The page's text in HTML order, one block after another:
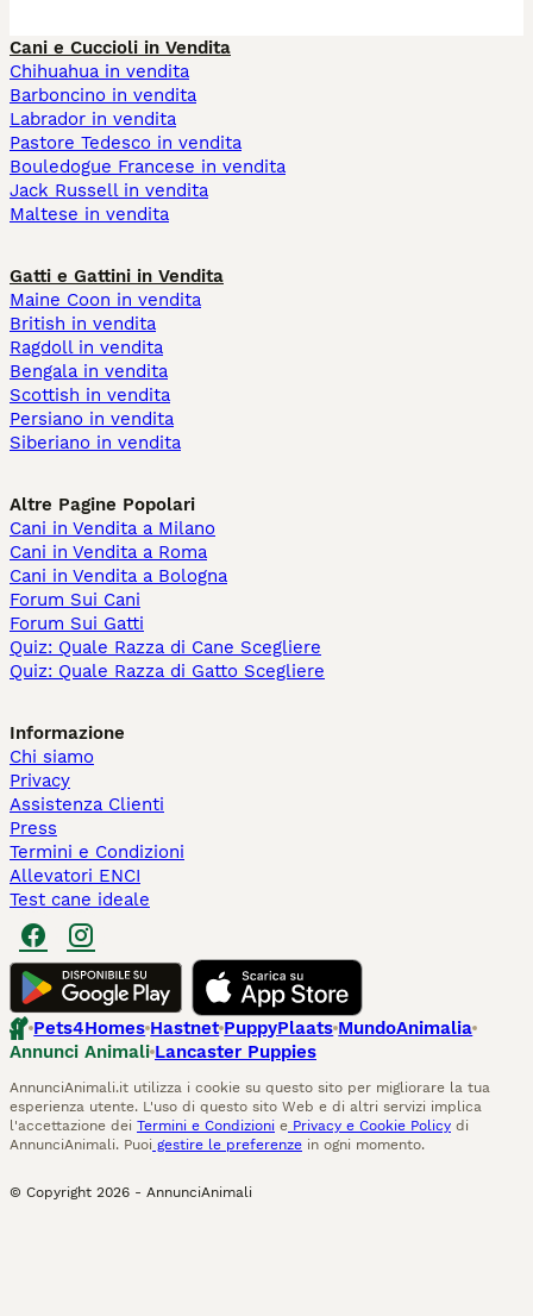
Cani e Cuccioli in Vendita
Chihuahua in vendita
Barboncino in vendita
Labrador in vendita
Pastore Tedesco in vendita
Bouledogue Francese in vendita
Jack Russell in vendita
Maltese in vendita
Gatti e Gattini in Vendita
Maine Coon in vendita
British in vendita
Ragdoll in vendita
Bengala in vendita
Scottish in vendita
Persiano in vendita
Siberiano in vendita
Altre Pagine Popolari
Cani in Vendita a Milano
Cani in Vendita a Roma
Cani in Vendita a Bologna
Forum Sui Cani
Forum Sui Gatti
Quiz: Quale Razza di Cane Scegliere
Quiz: Quale Razza di Gatto Scegliere
Informazione
Chi siamo
Privacy
Assistenza Clienti
Press
Termini e Condizioni
Allevatori ENCI
Test cane ideale
Pets4Homes Hastnet PuppyPlaats MundoAnimalia
Annunci Animali Lancaster Puppies
AnnunciAnimali.it utilizza i cookie su questo sito per migliorare la tua
esperienza utente. L'uso di questo sito Web e di altri servizi implica
l'accettazione dei Termini e Condizioni e Privacy e Cookie Policy di
AnnunciAnimali. Puoi gestire le preferenze in ogni momento.
© Copyright 2026 - AnnunciAnimali